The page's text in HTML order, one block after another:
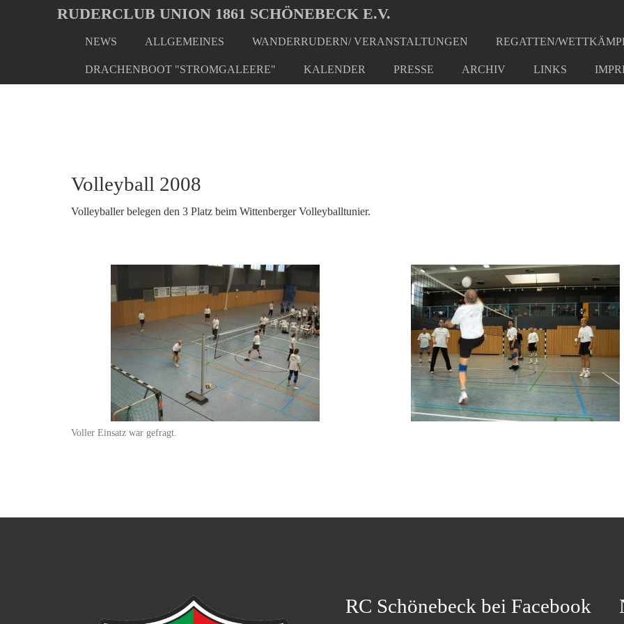
Oops, an error occurred! Code: 20260808032729b70aff90
main
RUDERCLUB UNION 1861 SCHÖNEBECK E.V.
NEWS ALLGEMEINES WANDERRUDERN/ VERANSTALTUNGEN REGATTEN/
DRACHENBOOT "STROMGALEERE" KALENDER PRESSE ARCHIV LINKS
here:
Volleyball 2008
Volleyballer belegen den 3 Platz beim Wittenberger Volleyballtunier.
Voller Einsatz war gefragt.
RC Schönebeck bei Facebook